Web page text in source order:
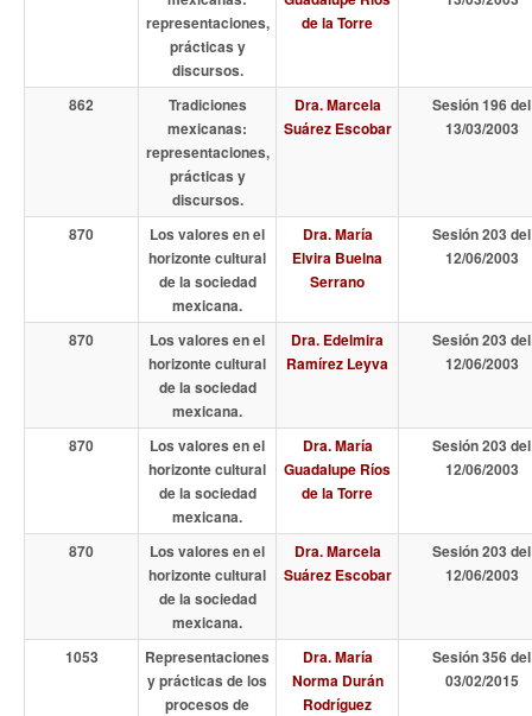
representaciones,
prácticas y
discursos.
de la Torre
862
Tradiciones
mexicanas:
representaciones,
prácticas y
discursos.
Dra. Marcela
Suárez Escobar
Sesión 196 del
13/03/2003
870
Los valores en el
horizonte cultural
de la sociedad
mexicana.
Dra. María
Elvira Buelna
Serrano
Sesión 203 del
12/06/2003
870
Los valores en el
horizonte cultural
de la sociedad
mexicana.
Dra. Edelmira
Ramírez Leyva
Sesión 203 del
12/06/2003
870
Los valores en el
horizonte cultural
de la sociedad
mexicana.
Dra. María
Guadalupe Ríos
de la Torre
Sesión 203 del
12/06/2003
870
Los valores en el
horizonte cultural
de la sociedad
mexicana.
Dra. Marcela
Suárez Escobar
Sesión 203 del
12/06/2003
1053
Representaciones
y prácticas de los
procesos de
Dra. María
Norma Durán
Rodríguez
Sesión 356 del
03/02/2015